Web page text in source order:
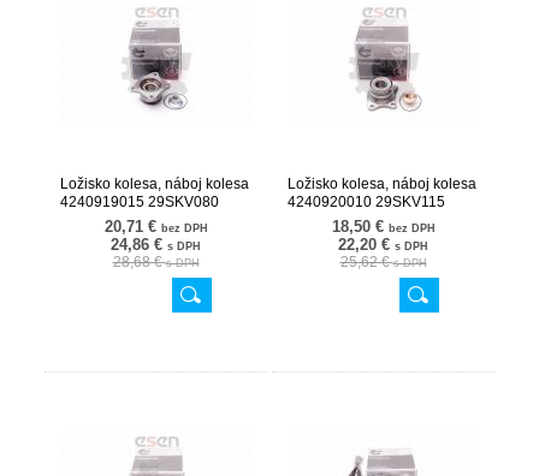
Ložisko kolesa, náboj kolesa
4240919015 29SKV080
20,71 € bez DPH
24,86 € s DPH
28,68 €s DPH
Ložisko kolesa, náboj kolesa
4240920010 29SKV115
18,50 € bez DPH
22,20 € s DPH
25,62 €s DPH